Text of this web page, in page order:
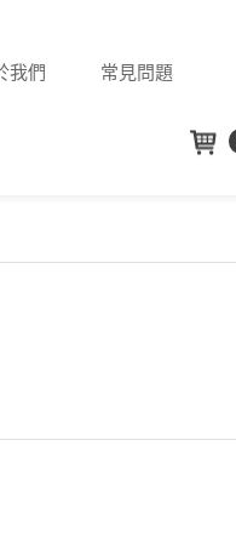
我們 常見問題